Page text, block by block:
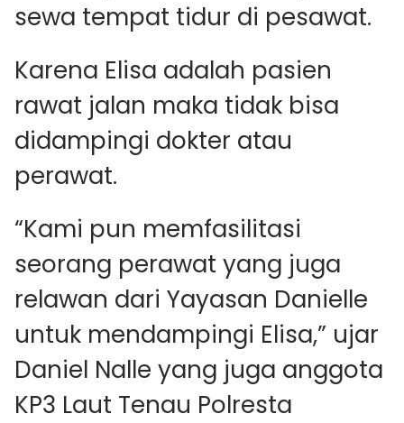
sewa tempat tidur di pesawat.
Karena Elisa adalah pasien
rawat jalan maka tidak bisa
didampingi dokter atau
perawat.
“Kami pun memfasilitasi
seorang perawat yang juga
relawan dari Yayasan Danielle
untuk mendampingi Elisa,” ujar
Daniel Nalle yang juga anggota
KP3 Laut Tenau Polresta